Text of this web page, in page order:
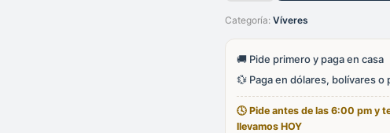
750g
cantidad
Categoría: Víveres
🚚 Pide primero y paga en casa
💱 Paga en dólares, bolívares o
🕓 Pide antes de las 6:00 pm y
llevamos HOY